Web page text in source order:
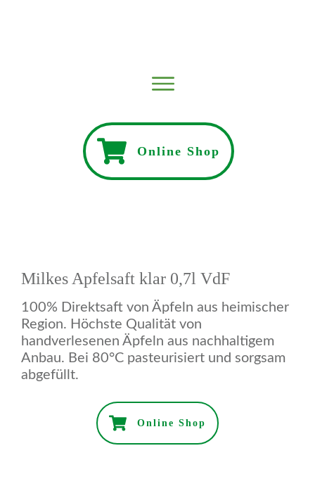
Online Shop
Milkes Apfelsaft klar 0,7l VdF
100% Direktsaft von Äpfeln aus heimischer
Region. Höchste Qualität von
handverlesenen Äpfeln aus nachhaltigem
Anbau. Bei 80°C pasteurisiert und sorgsam
abgefüllt.
Online Shop